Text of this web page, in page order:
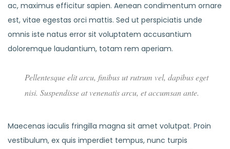
ac, maximus efficitur sapien. Aenean condimentum ornare
est, vitae egestas orci mattis. Sed ut perspiciatis unde
omnis iste natus error sit voluptatem accusantium
doloremque laudantium, totam rem aperiam.
Pellentesque elit arcu, finibus ut rutrum vel, dapibus eget
nisi. Suspendisse at venenatis arcu, et accumsan ante.
Maecenas iaculis fringilla magna sit amet volutpat. Proin
vestibulum, ex quis imperdiet tempus, nunc turpis